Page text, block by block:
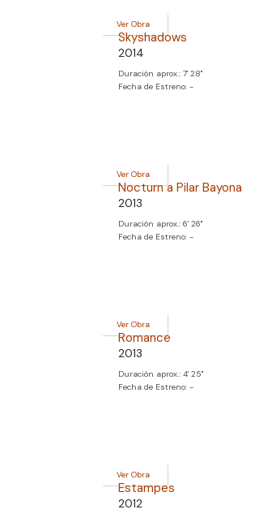
Ver Obra
Skyshadows
2014
Duración aprox.: 7' 28''
Fecha de Estreno: -
Ver Obra
Nocturn a Pilar Bayona
2013
Duración aprox.: 6' 26''
Fecha de Estreno: -
Ver Obra
Romance
2013
Duración aprox.: 4' 25''
Fecha de Estreno: -
Ver Obra
Estampes
2012